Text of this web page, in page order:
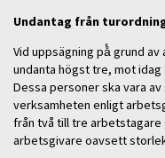
Undantag från
Vid uppsägning på̊ grund
undanta högst tre, mot
Dessa personer ska vara
verksamheten enligt
från två till tre arbetstagare
arbetsgivare oavsett